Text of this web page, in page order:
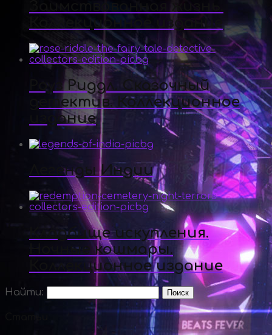
Коллекционное издание
Роуз Риддл. Сказочный
детектив. Коллекционное
издание
Легенды Индии
Кладбище искупления.
Ночные кошмары.
Коллекционное издание
Найти: